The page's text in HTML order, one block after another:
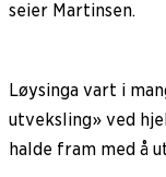
seier Martinsen.
Løysinga vart i
utveksling» ved
halde fram med å